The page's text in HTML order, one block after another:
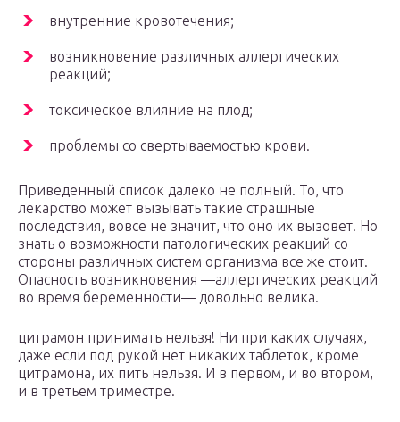
внутренние кровотечения;
возникновение различных аллергических
реакций;
токсическое влияние на плод;
проблемы со свертываемостью крови.
Приведенный список далеко не полный. То, что
лекарство может вызывать такие страшные
последствия, вовсе не значит, что оно их вызовет. Но
знать о возможности патологических реакций со
стороны различных систем организма все же стоит.
Опасность возникновения —аллергических реакций
во время беременности— довольно велика.
цитрамон принимать нельзя! Ни при каких случаях,
даже если под рукой нет никаких таблеток, кроме
цитрамона, их пить нельзя. И в первом, и во втором,
и в третьем триместре.